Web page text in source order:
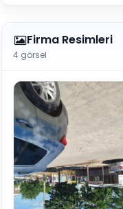
Firma Resimleri
4 görsel